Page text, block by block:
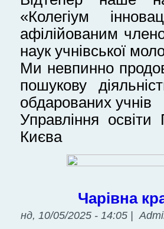
«Колегіум
афілійованим
наук учнівської
Ми невпинно
пошукову
обдарованих учнів
Управління освіти
Києва
Чарівна
нд, 10/05/2025 - 14:05 |